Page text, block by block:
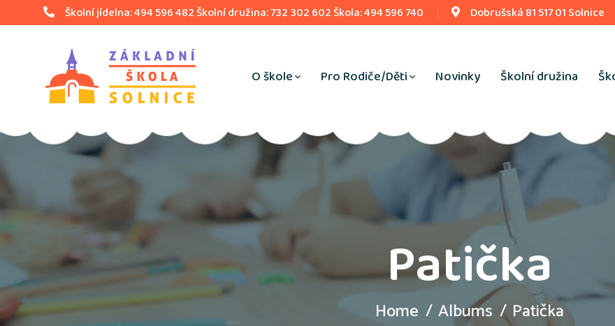
Školní jídelna: 494 596 482 Školní družina: 732 302 602 Škola: 494 596 740 Dobrušská 81 517 01 Solnice
O škole Pro Rodiče/Děti Novinky Školní družina
Patička
Home Albums Patička